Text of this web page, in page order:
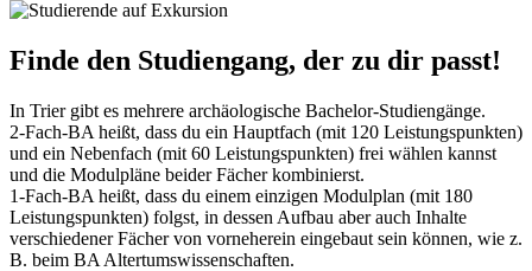
Finde den Studiengang, der zu dir passt!
In Trier gibt es mehrere archäologische Bachelor-Studiengänge.
2-Fach-BA heißt, dass du ein Hauptfach (mit 120 Leistungspunkten)
und ein Nebenfach (mit 60 Leistungspunkten) frei wählen kannst
und die Modulpläne beider Fächer kombinierst.
1-Fach-BA heißt, dass du einem einzigen Modulplan (mit 180
Leistungspunkten) folgst, in dessen Aufbau aber auch Inhalte
verschiedener Fächer von vorneherein eingebaut sein können, wie z.
B. beim BA Altertumswissenschaften.